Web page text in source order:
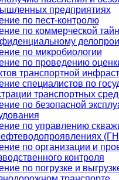
предприятиях
по пест-контролю
по коммерческой
по микробиологии
по проведению
транспортной
специалистов по
транспортных
по безопасной
по управлению
по организации и
контроля
по погрузке и